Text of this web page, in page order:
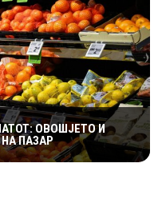
ОВОШЈЕТО И
ПАЗАР